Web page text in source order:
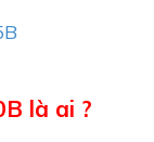
là ai ?